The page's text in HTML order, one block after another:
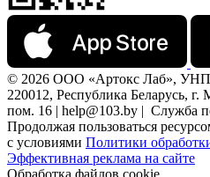
© 2026 ООО «Артокс Лаб», УНП
220012, Республика Беларусь,
пом. 16 | help@103.by | Служба
Продолжая пользоваться
с условиями Политики
Эффективная реклама на сайте
Обработка файлов cookie